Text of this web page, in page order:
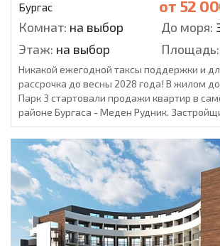
Бургас от 52
Комнат: на выбор До моря:
Этаж: на выбор Площадь:
Никакой ежегодной таксы поддержки и
рассрочка до весны 2028 года! В жилом
Парк 3 стартовали продажи квартир в
районе Бургаса - Меден Рудник.